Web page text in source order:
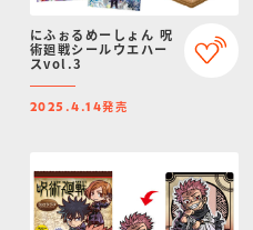
にふぉるめーしょん 呪
術廻戦シールウエハー
スvol.3
2025.4.14発売